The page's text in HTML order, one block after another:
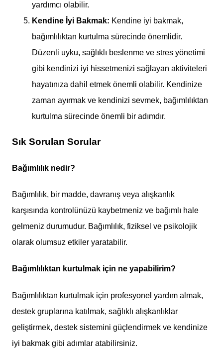
yardımcı olabilir.
Kendine İyi Bakmak: Kendine iyi bakmak,
bağımlılıktan kurtulma sürecinde önemlidir.
Düzenli uyku, sağlıklı beslenme ve stres yönetimi
gibi kendinizi iyi hissetmenizi sağlayan aktiviteleri
hayatınıza dahil etmek önemli olabilir. Kendinize
zaman ayırmak ve kendinizi sevmek, bağımlılıktan
kurtulma sürecinde önemli bir adımdır.
Sık Sorulan Sorular
Bağımlılık nedir?
Bağımlılık, bir madde, davranış veya alışkanlık
karşısında kontrolünüzü kaybetmeniz ve bağımlı hale
gelmeniz durumudur. Bağımlılık, fiziksel ve psikolojik
olarak olumsuz etkiler yaratabilir.
Bağımlılıktan kurtulmak için ne yapabilirim?
Bağımlılıktan kurtulmak için profesyonel yardım almak,
destek gruplarına katılmak, sağlıklı alışkanlıklar
geliştirmek, destek sistemini güçlendirmek ve kendinize
iyi bakmak gibi adımlar atabilirsiniz.